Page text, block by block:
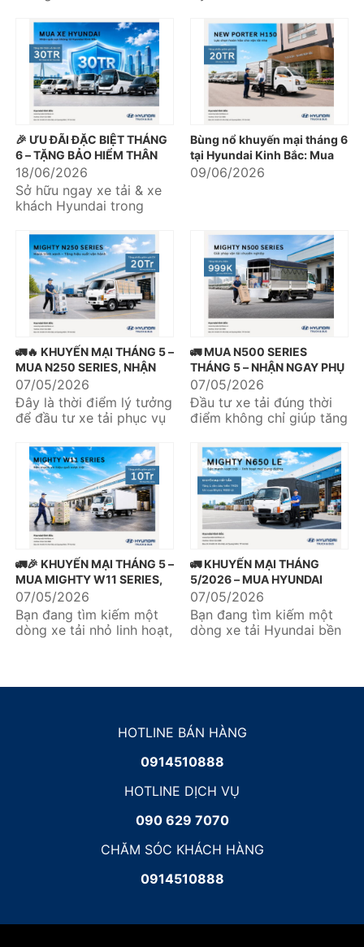
chuyển hàng hóa, mở
rộng...
mại dành cho nhiều dòng
xe thương mại...
🎉 ƯU ĐÃI ĐẶC BIỆT THÁNG
6 – TẶNG BẢO HIỂM THÂN
VỎ LÊN TỚI 30 TRIỆU ĐỒNG
🚛🚌
18/06/2026
Sở hữu ngay xe tải & xe
khách Hyundai trong
bảo hiểm thân vỏ với giá
trị...
Bùng nổ khuyến mại tháng 6
tại Hyundai Kinh Bắc: Mua
xe nhận quà khủng liền tay
09/06/2026
🚛🔥 KHUYẾN MẠI THÁNG 5 –
MUA N250 SERIES, NHẬN
NGAY ƯU ĐÃI DỊCH VỤ 20
TRIỆU 🔥🚛
07/05/2026
Đây là thời điểm lý tưởng
để đầu tư xe tải phục vụ
quả vận chuyển....
🚛 MUA N500 SERIES
THÁNG 5 – NHẬN NGAY PHỤ
KIỆN 999K 🎁
07/05/2026
Đầu tư xe tải đúng thời
điểm không chỉ giúp tăng
còn tối ưu chi phí vận...
🚛🎉 KHUYẾN MẠI THÁNG 5 –
MUA MIGHTY W11 SERIES,
NHẬN NGAY ƯU ĐÃI DỊCH
VỤ 10 TRIỆU 🎉🚛
07/05/2026
Bạn đang tìm kiếm một
dòng xe tải nhỏ linh hoạt,
🚛 KHUYẾN MẠI THÁNG
5/2026 – MUA HYUNDAI
MIGHTY N650LE, TẶNG
NGAY 1 NĂM BẢO HIỂM
TNDS 🎉
07/05/2026
Bạn đang tìm kiếm một
dòng xe tải Hyundai bền
HOTLINE BÁN HÀNG
0914510888
HOTLINE DỊCH VỤ
090 629 7070
CHĂM SÓC KHÁCH HÀNG
0914510888